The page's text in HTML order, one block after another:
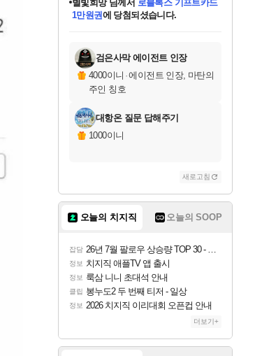
교환.
당첨되셨습니다.
당첨되셨습니다.
당첨되셨습니다.
별빛희망님께서 로블록스 기프트카드
1만원권에 당첨되셨습니다.
당첨되셨습니다.
당첨되셨습니다.
당첨되셨습니다.
당첨되셨습니다.
에디션 (스팀코드)를 교환.
당첨되셨습니다.
검은사막 에이전트 인장
4000이니 ·에이전트 인장, 마탄의
주인 칭호
대항온 질문 답해주기
1000이니
새로고침
오늘의 치지직 오늘의 SOOP
잡담 26년 7월 팔로우 상승량 TOP 30 - 월간 치지직
정보 치지직 애플TV 앱 출시
정보 룩삼 니니 초대석 안내
클립 봉누도2 두 번째 티저 - 일상
정보 2026 치지직 이리대회 오픈컵 안내
더보기+